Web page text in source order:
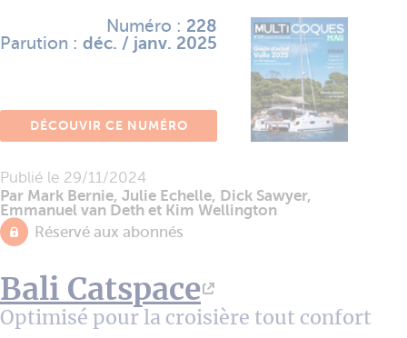
Publié le 29/11/2024
Par Mark Bernie, Julie Echelle, Dick Sawyer,
Emmanuel van Deth et Kim Wellington
Réservé aux abonnés
Numéro : 228
Parution : déc. / janv. 2025
DÉCOUVIR CE NUMÉRO
Bali Catspace
Optimisé pour la croisière tout confort